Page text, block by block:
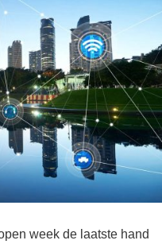
week de laatste hand